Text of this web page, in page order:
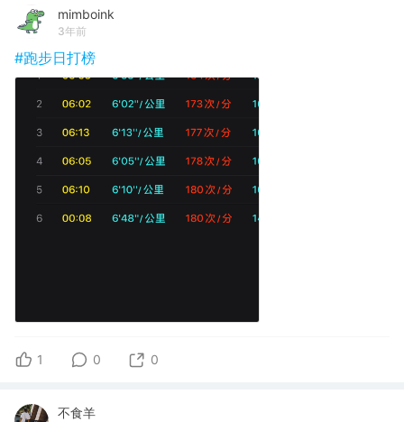
mimboink
3年前
#跑步日打榜
1 0 0
不食羊